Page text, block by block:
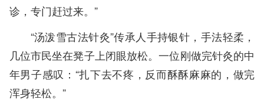
诊，专门赶过来。”
“汤泼雪古法针灸”传承人手持银针，手法轻柔，
几位市民坐在凳子上闭眼放松。一位刚做完针灸的中
年男子感叹：“扎下去不疼，反而酥酥麻麻的，做完
浑身轻松。”